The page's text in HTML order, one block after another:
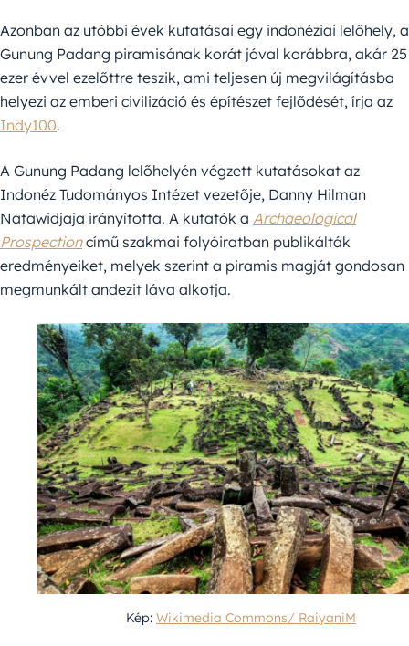
Azonban az utóbbi évek kutatásai egy indonéziai lelőhely, a
Gunung Padang piramisának korát jóval korábbra, akár 25
ezer évvel ezelőttre teszik, ami teljesen új megvilágításba
helyezi az emberi civilizáció és építészet fejlődését, írja az
Indy100.
A Gunung Padang lelőhelyén végzett kutatásokat az
Indonéz Tudományos Intézet vezetője, Danny Hilman
Natawidjaja irányította. A kutatók a Archaeological
Prospectioncímű szakmai folyóiratban publikálták
eredményeiket, melyek szerint a piramis magját gondosan
megmunkált andezit láva alkotja.
Kép: Wikimedia Commons/ RaiyaniM